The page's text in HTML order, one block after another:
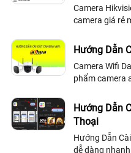
Camera
camera giá rẻ
trình sử dụng
kỳ luôn là
an toàn cho
Hướng Dẫn
Camera Wifi
phẩm camera
hiệu quả. Tuy
Hướng Dẫn
Thoại
Hướng Dẫn
dễ dàng